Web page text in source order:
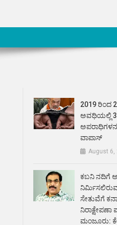
2019 ರಿಂದ
ಅವಧಿಯಲ್ಲಿ
ವಾಪಾಸ್
August 6,
ಕಬನಿ ನದಿಗೆ
ನಿರ್ಮಿಸಲಿರುವ
ಸೇತುವೆಗೆ
ನಿರಾಕ್ಷೇಪಣಾ
ಮಂಜೂರು: